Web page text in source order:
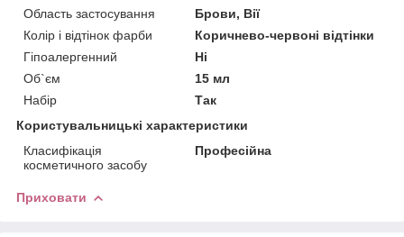
Область застосування
Брови, Вії
Колір і відтінок фарби
Коричнево-червоні відтінки
Гіпоалергенний
Ні
Об`єм
15 мл
Набір
Так
Користувальницькі характеристики
Класифікація
косметичного засобу
Професійна
Приховати